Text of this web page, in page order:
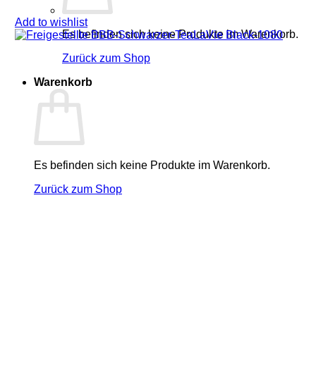
Es befinden sich keine Produkte im Warenkorb.
Zurück zum Shop
Warenkorb
Es befinden sich keine Produkte im Warenkorb.
Zurück zum Shop
Add to wishlist